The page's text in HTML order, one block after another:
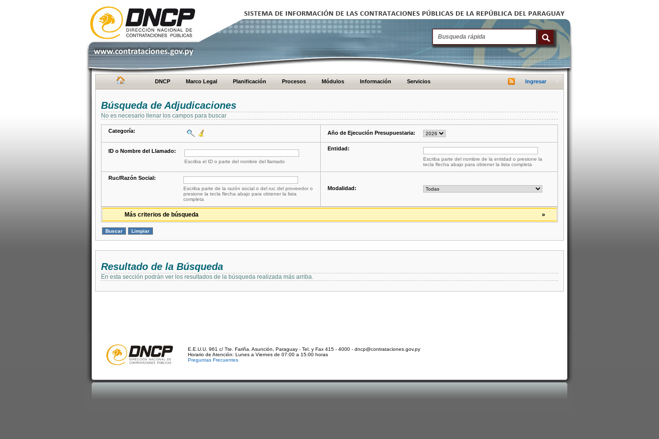
DNCP Marco Legal Planificación Procesos Módulos Información Servicios Ingresar
Búsqueda de Adjudicaciones
No es necesario llenar los campos para buscar
Categoría: Año de Ejecución Presupuestaria:
ID o Nombre del Llamado:
Escriba el ID o parte del nombre del llamado
Entidad:
Escriba parte del nombre de la entidad o presione la
tecla flecha abajo para obtener la lista completa
Ruc/Razón Social:
Escriba parte de la razón social o del ruc del proveedor o
presione la tecla flecha abajo para obtener la lista
completa
Modalidad:
»
Más criterios de búsqueda
Resultado de la Búsqueda
En esta sección podrán ver los resultados de la búsqueda realizada más arriba.
E.E.U.U. 961 c/ Tte. Fariña. Asunción, Paraguay - Tel. y Fax 415 - 4000 - dncp@contrataciones.gov.py
Horario de Atención: Lunes a Viernes de 07:00 a 15:00 horas
Preguntas Frecuentes